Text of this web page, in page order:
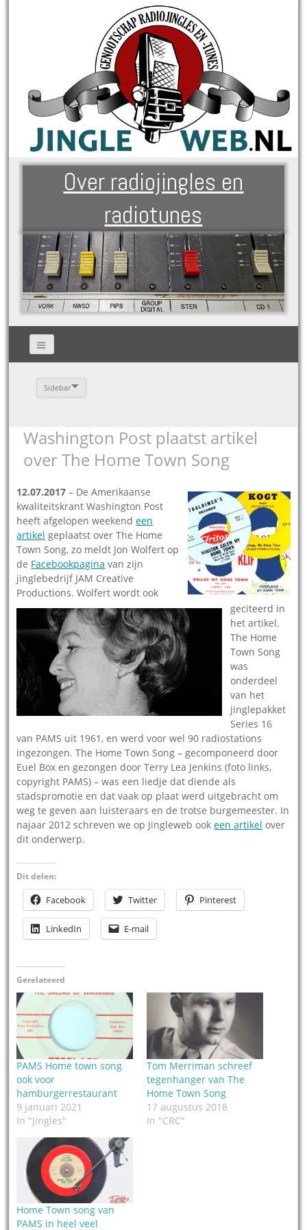
Over radiojingles en
radiotunes
Sidebar
Washington Post plaatst artikel
over The Home Town Song
12.07.2017 – De Amerikaanse
kwaliteitskrant Washington Post
heeft afgelopen weekendeen
artikel geplaatst over The Home
Town Song, zo meldt Jon Wolfert op
de Facebookpagina van zijn
jinglebedrijf JAM Creative
Productions. Wolfert wordt ook
geciteerd in
het artikel.
The Home
Town Song
was
onderdeel
van het
jinglepakket
Series 16
van PAMS uit 1961, en werd voor wel 90 radiostations
ingezongen. The Home Town Song – gecomponeerd door
Euel Box en gezongen door Terry Lea Jenkins (foto links,
copyright PAMS) – was een liedje dat diende als
stadspromotie en dat vaak op plaat werd uitgebracht om
weg te geven aan luisteraars en de trotse burgemeester. In
najaar 2012 schreven we op Jingleweb ookeen artikel over
dit onderwerp.
Dit delen:
Facebook Twitter Pinterest
LinkedIn E-mail
Gerelateerd
PAMS Home town song
ook voor
hamburgerrestaurant
9 januari 2021
In "Jingles"
Tom Merriman schreef
tegenhanger van The
Home Town Song
17 augustus 2018
In "CRC"
Home Town song van
PAMS in heel veel